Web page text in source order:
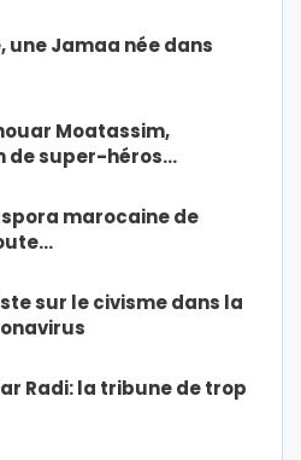
une Jamaa née dans
Moatassim,
de super-héros…
marocaine de
sur le civisme dans la
Radi: la tribune de trop